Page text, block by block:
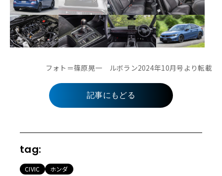
フォト＝篠原晃一 ルボラン2024年10月号より転載
記事にもどる
tag:
CIVIC ホンダ